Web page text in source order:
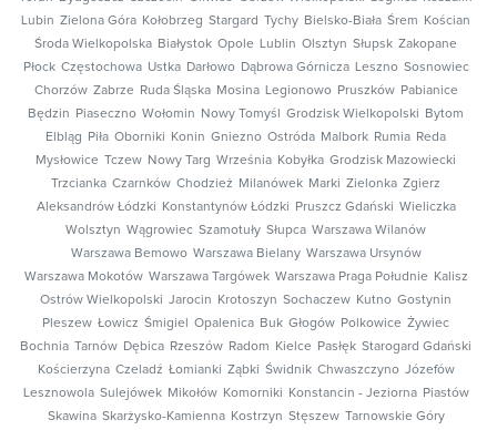
Lubin Zielona Góra Kołobrzeg Stargard Tychy Bielsko-Biała Śrem
Kościan
Środa Wielkopolska Białystok Opole Lublin Olsztyn Słupsk Zakopane
Płock Częstochowa Ustka Darłowo Dąbrowa Górnicza Leszno Sosnowiec
Chorzów Zabrze Ruda Śląska Mosina Legionowo Pruszków
Pabianice
Będzin
Piaseczno Wołomin Nowy Tomyśl Grodzisk Wielkopolski
Bytom
Elbląg
Piła Oborniki Konin Gniezno Ostróda Malbork Rumia Reda
Mysłowice
Tczew Nowy Targ Września Kobyłka Grodzisk Mazowiecki
Trzcianka Czarnków Chodzież Milanówek Marki Zielonka Zgierz
Aleksandrów Łódzki
Konstantynów Łódzki Pruszcz Gdański Wieliczka
Wolsztyn Wągrowiec Szamotuły Słupca Warszawa Wilanów
Warszawa Bemowo Warszawa Bielany Warszawa Ursynów
Warszawa Mokotów Warszawa Targówek Warszawa Praga Południe
Kalisz
Ostrów Wielkopolski Jarocin Krotoszyn Sochaczew Kutno Gostynin
Pleszew Łowicz Śmigiel Opalenica Buk Głogów Polkowice Żywiec
Bochnia
Tarnów Dębica Rzeszów Radom Kielce Pasłęk Starogard Gdański
Kościerzyna Czeladź Łomianki Ząbki Świdnik Chwaszczyno Józefów
Lesznowola Sulejówek Mikołów Komorniki Konstancin - Jeziorna
Piastów
Skawina Skarżysko-Kamienna Kostrzyn Stęszew
Tarnowskie Góry